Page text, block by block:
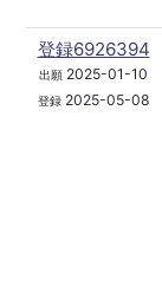
登録6926394
出願 2025-01-10
登録2025-05-08